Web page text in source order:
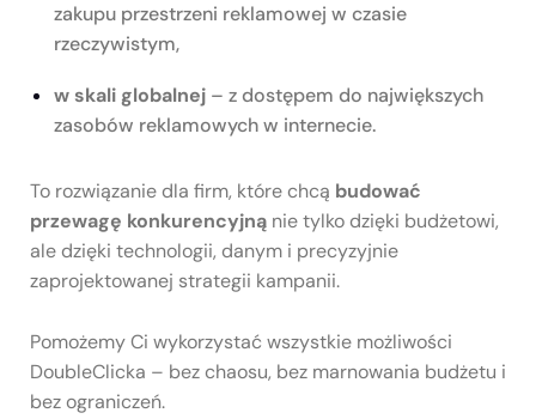
zakupu przestrzeni reklamowej w czasie
rzeczywistym,
w skali globalnej – z dostępem do największych
zasobów reklamowych w internecie.
To rozwiązanie dla firm, które chcą budować
przewagę konkurencyjną nie tylko dzięki budżetowi,
ale dzięki technologii, danym i precyzyjnie
zaprojektowanej strategii kampanii.
Pomożemy Ci wykorzystać wszystkie możliwości
DoubleClicka – bez chaosu, bez marnowania budżetu i
bez ograniczeń.